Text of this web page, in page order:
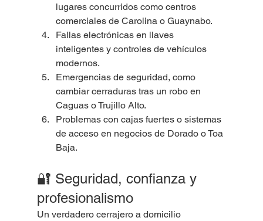
lugares concurridos como centros
comerciales de Carolina o Guaynabo.
Fallas electrónicas en llaves
inteligentes y controles de vehículos
modernos.
Emergencias de seguridad, como
cambiar cerraduras tras un robo en
Caguas o Trujillo Alto.
Problemas con cajas fuertes o sistemas
de acceso en negocios de Dorado o Toa
Baja.
🔐 Seguridad, confianza y
profesionalismo
Un verdadero cerrajero a domicilio